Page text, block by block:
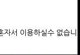
신해드리겠습니다.
서 이용하실수 없습니